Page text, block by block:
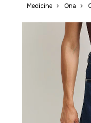
Medicine Ona